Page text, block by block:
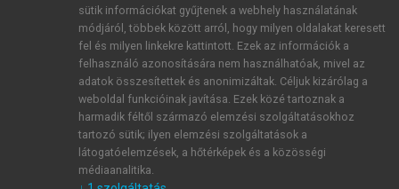
ÚJ FIÓK LÉTREHOZÁSA
1 óra díjmentes hozzáférés
E-MAIL-CÍM
sütik információkat gyűjtenek a webhely használatának
módjáról, többek között arról, hogy milyen oldalakat keresett
fel és milyen linkekre kattintott. Ezek az információk a
felhasználó azonosítására nem használhatóak, mivel az
adatok összesítettek és anonimizáltak. Céljuk kizárólag a
weboldal funkcióinak javítása. Ezek közé tartoznak a
harmadik féltől származó elemzési szolgáltatásokhoz
tartozó sütik; ilyen elemzési szolgáltatások a
látogatóelemzések, a hőtérképek és a közösségi
médiaanalitika.